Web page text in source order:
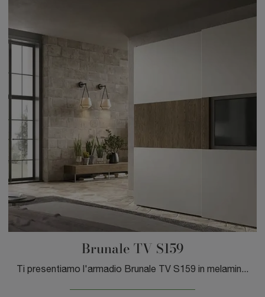
Brunale TV S159
Ti presentiamo l'armadio Brunale TV S159 in melaminico di Moretti Compact Giorno Notte! Un ricco catalogo di armadi a muro con ante scorrevoli.